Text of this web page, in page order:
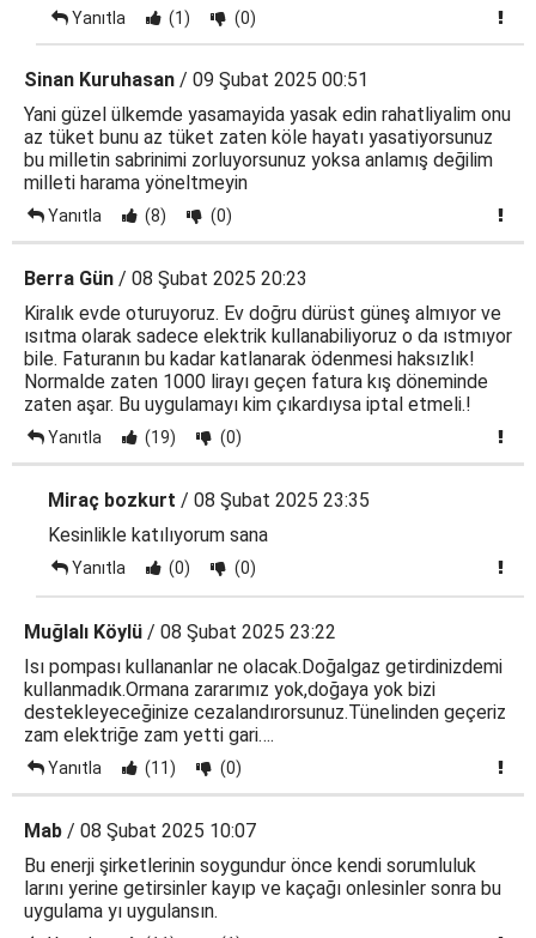
Yanıtla (1) (0)
Sinan Kuruhasan / 09 Şubat 2025 00:51
Yani güzel ülkemde yasamayida yasak edin rahatliyalim onu
az tüket bunu az tüket zaten köle hayatı yasatiyorsunuz
bu milletin sabrinimi zorluyorsunuz yoksa anlamış değilim
milleti harama yöneltmeyin
Yanıtla (8) (0)
Berra Gün / 08 Şubat 2025 20:23
Kiralık evde oturuyoruz. Ev doğru dürüst güneş almıyor ve
ısıtma olarak sadece elektrik kullanabiliyoruz o da ıstmıyor
bile. Faturanın bu kadar katlanarak ödenmesi haksızlık!
Normalde zaten 1000 lirayı geçen fatura kış döneminde
zaten aşar. Bu uygulamayı kim çıkardıysa iptal etmeli.!
Yanıtla (19) (0)
Miraç bozkurt / 08 Şubat 2025 23:35
Kesinlikle katılıyorum sana
Yanıtla (0) (0)
Muğlalı Köylü / 08 Şubat 2025 23:22
Isı pompası kullananlar ne olacak.Doğalgaz getirdinizdemi
kullanmadık.Ormana zararımız yok,doğaya yok bizi
destekleyeceğinize cezalandırorsunuz.Tünelinden geçeriz
zam elektriğe zam yetti gari….
Yanıtla (11) (0)
Mab / 08 Şubat 2025 10:07
Bu enerji şirketlerinin soygundur önce kendi sorumluluk
larını yerine getirsinler kayıp ve kaçağı onlesinler sonra bu
uygulama yı uygulansın.